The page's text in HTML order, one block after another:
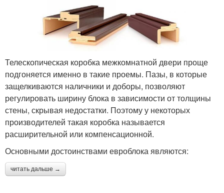
Телескопическая коробка межкомнатной двери проще
подгоняется именно в такие проемы. Пазы, в которые
защелкиваются наличники и доборы, позволяют
регулировать ширину блока в зависимости от толщины
стены, скрывая недостатки. Поэтому у некоторых
производителей такая коробка называется
расширительной или компенсационной.
Основными достоинствами евроблока являются:
читать дальше →